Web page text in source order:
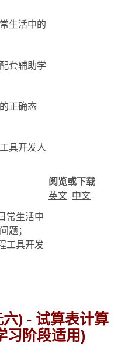
生活中的
套辅助学
正确态
具开发人
阅览或下载
常生活中
题；
工具开发
英文 中文
) - 试算表计算
习阶段适用)